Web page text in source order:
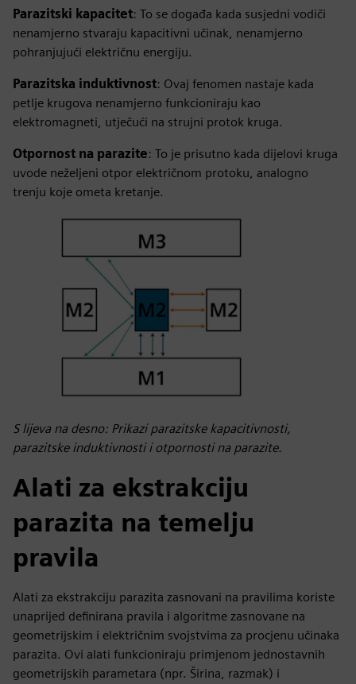
Parazitski kapacitet: To se događa kada susjedni vodiči
nenamjerno stvaraju kapacitivni učinak, nenamjerno
pohranjujući električnu energiju.
Parazitska induktivnost: Ovaj fenomen nastaje kada
petlje krugova nenamjerno funkcioniraju kao
elektromagneti, utječući na strujni protok kruga.
Otpornost na parazite: To je prisutno kada dijelovi kruga
uvode neželjeni otpor električnom protoku, analogno
trenju koje ometa kretanje.
S lijeva na desno: Prikazi parazitske kapacitivnosti,
parazitske induktivnosti i otpornosti na parazite.
Alati za ekstrakciju
parazita na temelju
pravila
Alati za ekstrakciju parazita zasnovani na pravilima koriste
unaprijed definirana pravila i algoritme zasnovane na
geometrijskim i električnim svojstvima za procjenu učinaka
parazita. Ovi alati funkcioniraju primjenom jednostavnih
geometrijskih parametara (npr. Širina, razmak) i